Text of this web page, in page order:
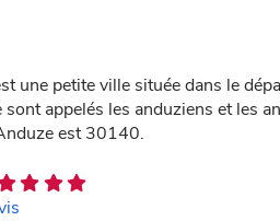
une petite ville située dans le
appelés les anduziens et les
est 30140.